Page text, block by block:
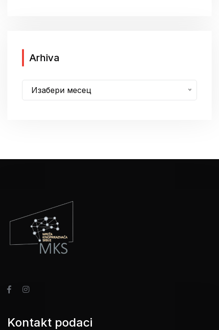
Arhiva
h
i
Изабери месец
Kontakt podaci